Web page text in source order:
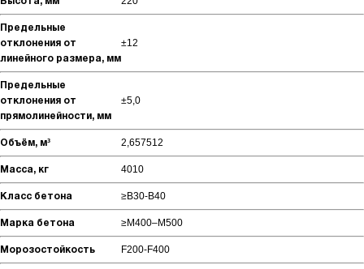
Предельные
отклонения от
линейного размера, мм
±12
Предельные
отклонения от
прямолинейности, мм
±5,0
Объём, м³ 2,657512
Масса, кг 4010
Класс бетона ≥В30-В40
Марка бетона ≥М400–М500
Морозостойкость F200-F400